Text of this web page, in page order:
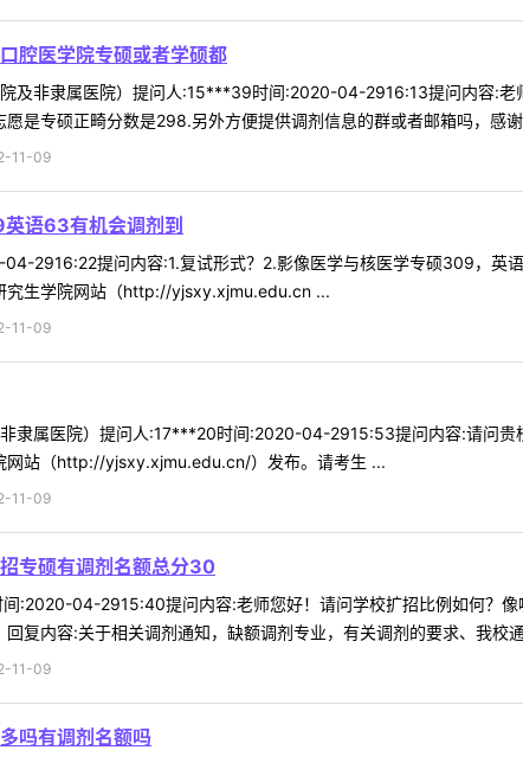
腔医学院专硕或者学硕都
及非隶属医院）提问人:15***39时间:2020-04-2916:13提问内容:老
是专硕正畸分数是298.另外方便提供调剂信息的群或者邮箱吗，感
11-09
语63有机会调剂到
2916:22提问内容:1.复试形式？2.影像医学与核医学专硕309，英
究生学院网站（http://yjsxy.xjmu.edu.cn ...
11-09
隶属医院）提问人:17***20时间:2020-04-2915:53提问内容:请问贵
网站（http://yjsxy.xjmu.edu.cn/）发布。请考生 ...
11-09
专硕有调剂名额总分30
:2020-04-2915:40提问内容:老师您好！请问学校扩招比例如何？
复内容:关于相关调剂通知，缺额调剂专业，有关调剂的要求、我校
11-09
吗有调剂名额吗